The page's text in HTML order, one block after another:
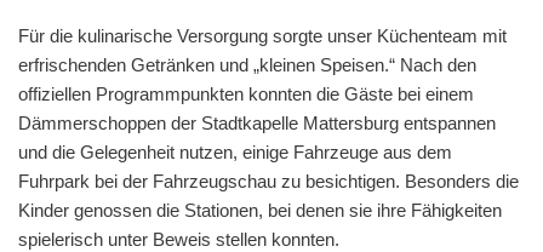
Für die kulinarische Versorgung sorgte unser Küchenteam mit
erfrischenden Getränken und „kleinen Speisen.“ Nach den
offiziellen Programmpunkten konnten die Gäste bei einem
Dämmerschoppen der Stadtkapelle Mattersburg entspannen
und die Gelegenheit nutzen, einige Fahrzeuge aus dem
Fuhrpark bei der Fahrzeugschau zu besichtigen. Besonders die
Kinder genossen die Stationen, bei denen sie ihre Fähigkeiten
spielerisch unter Beweis stellen konnten.